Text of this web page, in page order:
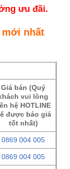
ưu đãi.
mới nhất
Giá bán (Quý
vui lòng
hệ HOTLINE
được báo giá
tốt nhất)
0869 004 005
0869 004 005